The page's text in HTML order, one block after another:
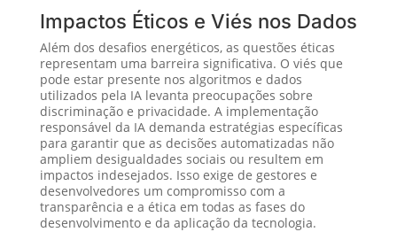
Impactos Éticos e Viés nos Dados
Além dos desafios energéticos, as questões éticas
representam uma barreira significativa. O viés que
pode estar presente nos algoritmos e dados
utilizados pela IA levanta preocupações sobre
discriminação e privacidade. A implementação
responsável da IA demanda estratégias específicas
para garantir que as decisões automatizadas não
ampliem desigualdades sociais ou resultem em
impactos indesejados. Isso exige de gestores e
desenvolvedores um compromisso com a
transparência e a ética em todas as fases do
desenvolvimento e da aplicação da tecnologia.